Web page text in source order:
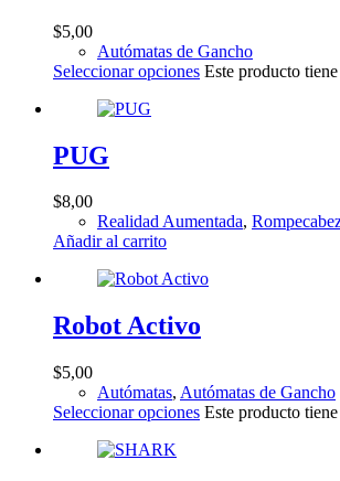
$5,00
Autómatas de Gancho
Seleccionar opciones Este producto
PUG
$8,00
Realidad Aumentada,
Añadir al carrito
Robot Activo
$5,00
Autómatas, Autómatas de Gancho
Seleccionar opciones Este producto